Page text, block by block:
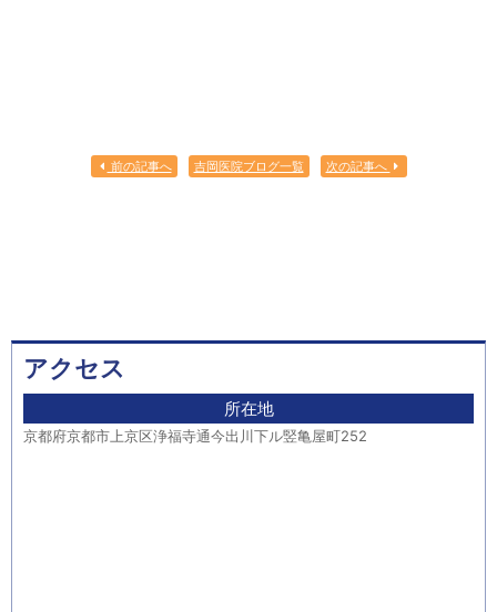
前の記事へ 吉岡医院ブログ一覧 次の記事へ
アクセス
所在地
京都府京都市上京区浄福寺通今出川下ル竪亀屋町252